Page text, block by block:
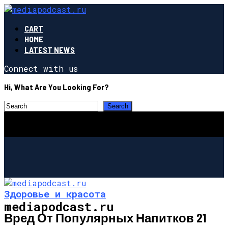
CART
HOME
LATEST NEWS
Connect with us
Hi, What Are You Looking For?
mediapodcast.ru
Здоровье и красота
Вред От Популярных Напитков 21